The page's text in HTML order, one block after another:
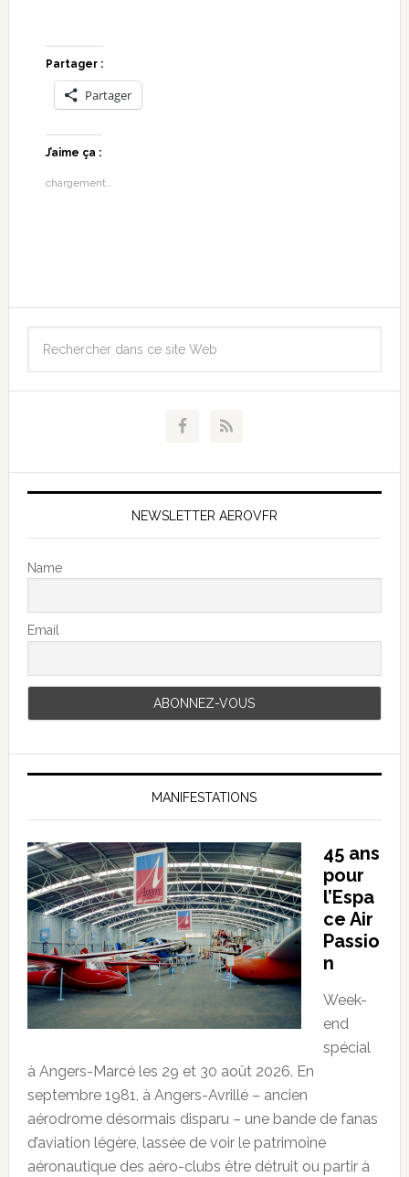
Partager :
Partager
J’aime ça :
chargement…
NEWSLETTER AEROVFR
Name
Email
MANIFESTATIONS
45 ans
pour
l’Espa
ce Air
Passio
n
Week-
end
spécial
à Angers-Marcé les 29 et 30 août 2026. En
septembre 1981, à Angers-Avrillé – ancien
aérodrome désormais disparu – une bande de fanas
d’aviation légère, lassée de voir le patrimoine
aéronautique des aéro-clubs être détruit ou partir à